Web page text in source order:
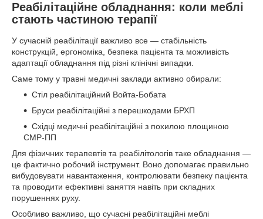
Реабілітаційне обладнання: коли меблі
стають частиною терапії
У сучасній реабілітації важливо все — стабільність
конструкцій, ергономіка, безпека пацієнта та можливість
адаптації обладнання під різні клінічні випадки.
Саме тому у травні медичні заклади активно обирали:
Стіл реабілітаційний Войта-Бобата
Бруси реабілітаційні з перешкодами БРХП
Східці медичні реабілітаційні з похилою площиною
СМР-ПП
Для фізичних терапевтів та реабілітологів таке обладнання —
це фактично робочий інструмент. Воно допомагає правильно
вибудовувати навантаження, контролювати безпеку пацієнта
та проводити ефективні заняття навіть при складних
порушеннях руху.
Особливо важливо, що сучасні реабілітаційні меблі